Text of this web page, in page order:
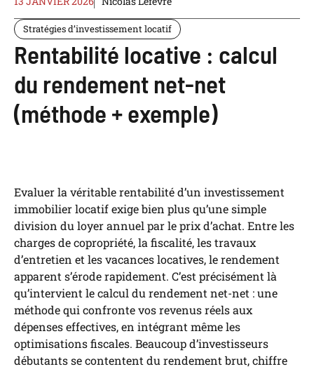
Stratégies d’investissement locatif
Rentabilité locative : calcul
du rendement net-net
(méthode + exemple)
Evaluer la véritable rentabilité d’un investissement
immobilier locatif exige bien plus qu’une simple
division du loyer annuel par le prix d’achat. Entre les
charges de copropriété, la fiscalité, les travaux
d’entretien et les vacances locatives, le rendement
apparent s’érode rapidement. C’est précisément là
qu’intervient le calcul du rendement net-net : une
méthode qui confronte vos revenus réels aux
dépenses effectives, en intégrant même les
optimisations fiscales. Beaucoup d’investisseurs
débutants se contentent du rendement brut, chiffre